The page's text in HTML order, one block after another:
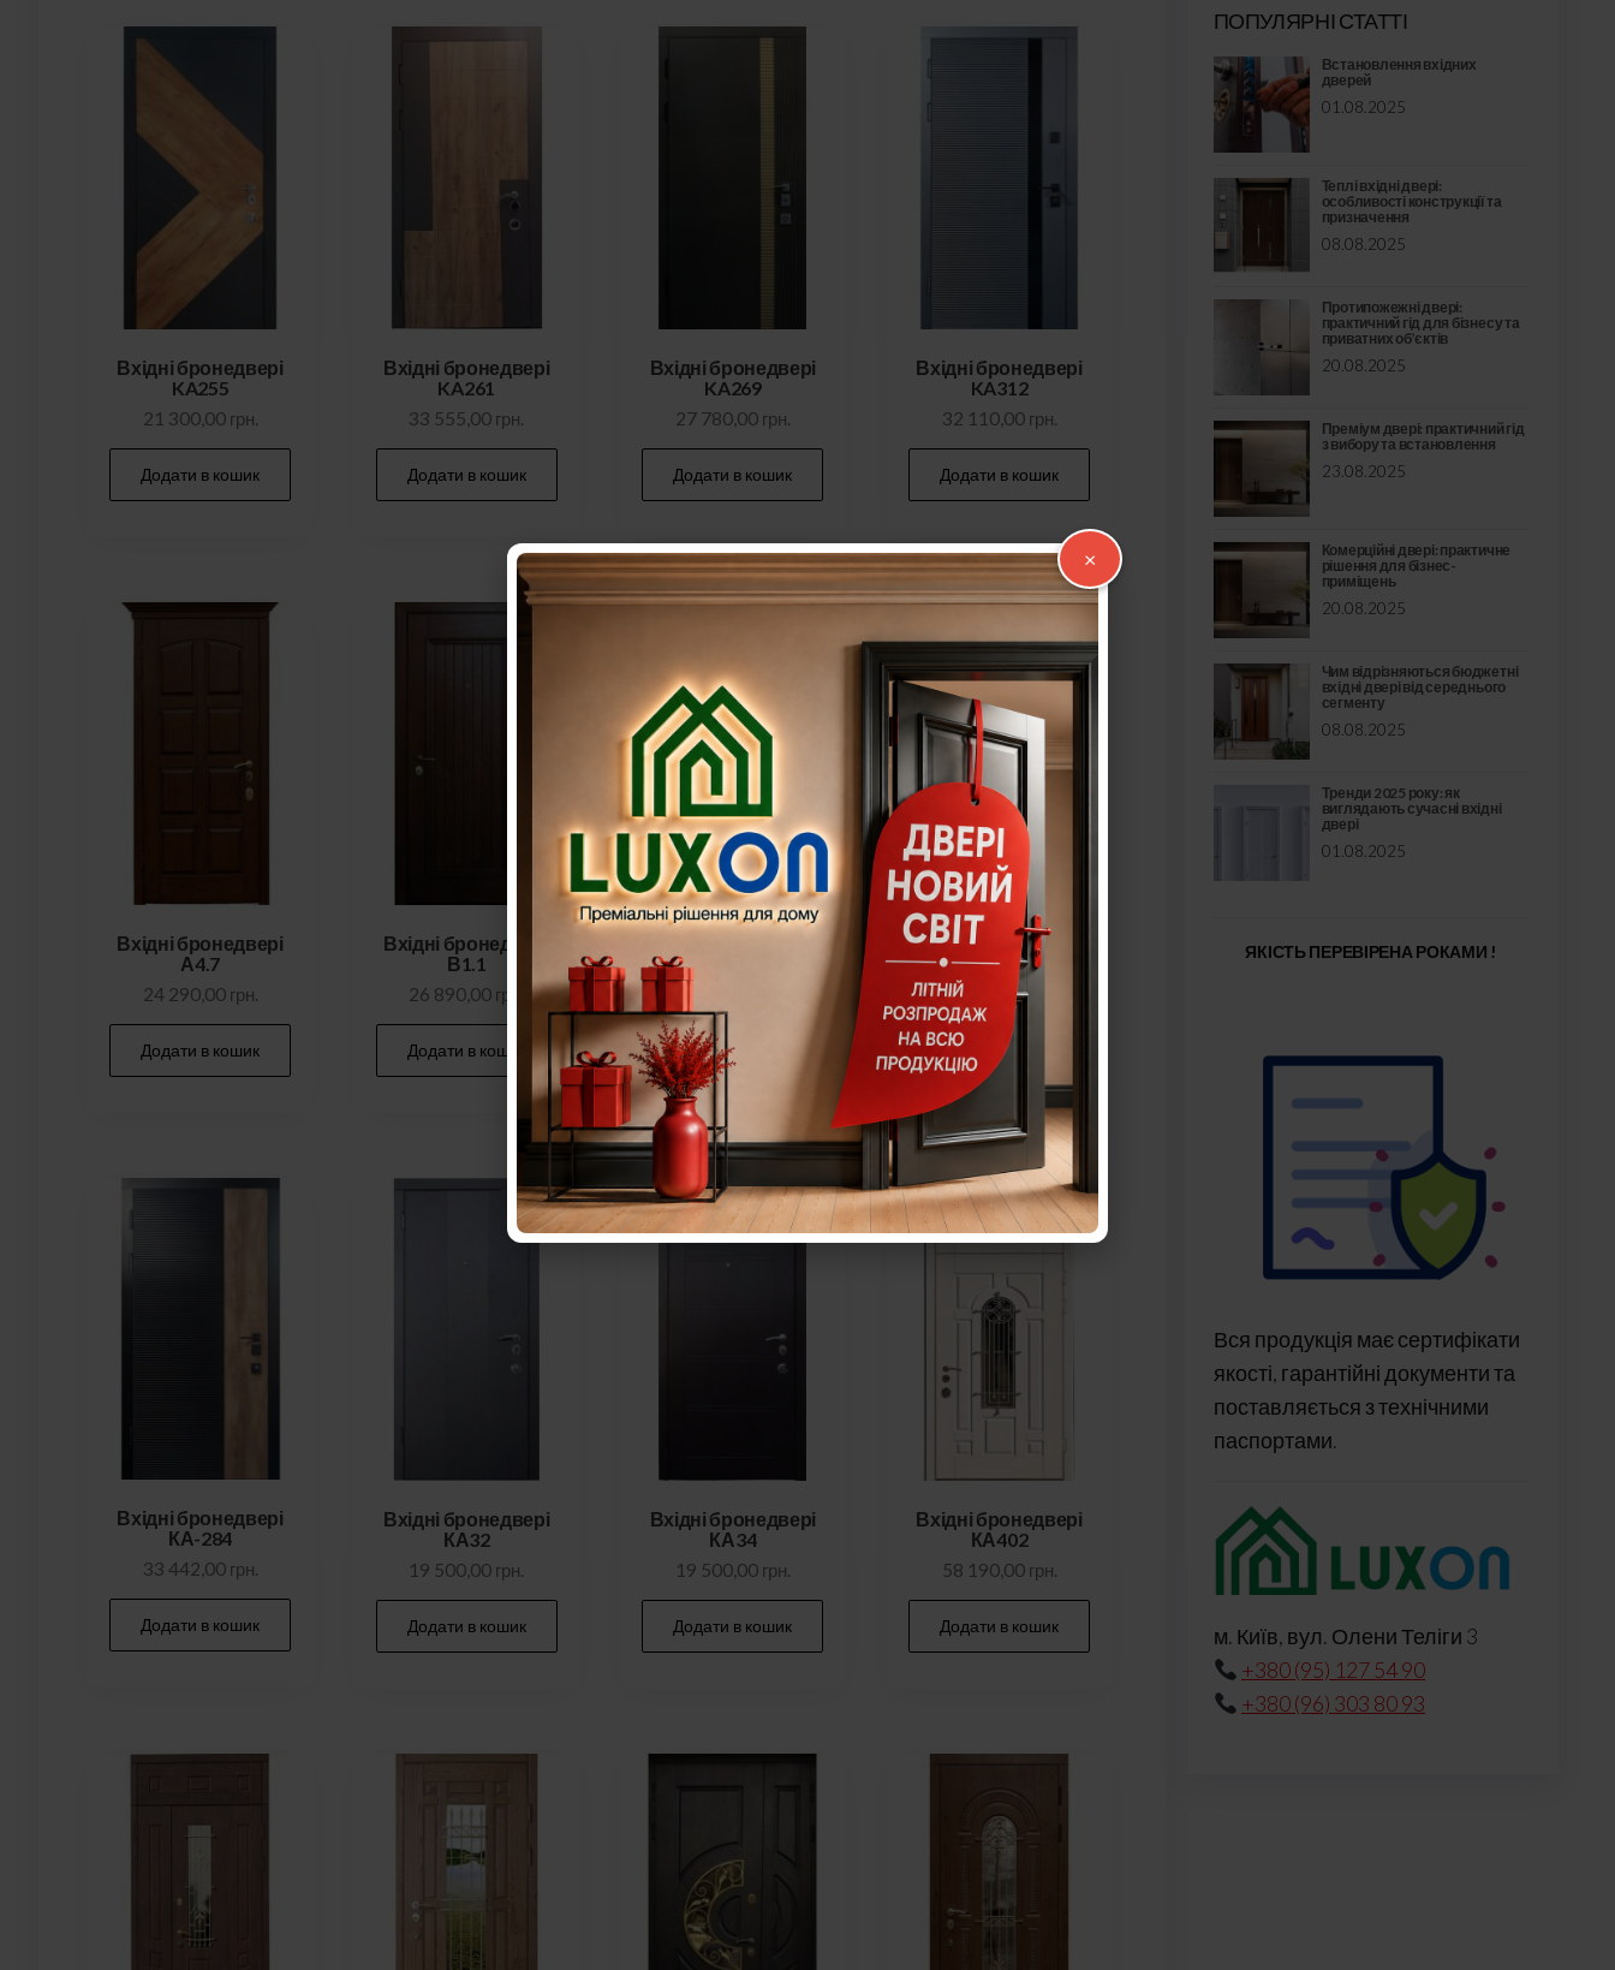
Двері по індивідуальному
замовленню
Вхідні бронедвері
KA255
21 300,00 грн.
Додати в кошик
Вхідні бронедвері
KA261
33 555,00 грн.
Додати в кошик
Вхідні бронедвері
KA269
27 780,00 грн.
Додати в кошик
Вхідні бронедвері
KA312
32 110,00 грн.
Додати в кошик
Вхідні бронедвері
А4.7
24 290,00 грн.
Додати в кошик
Вхідні бронедвері
В1.1
26 890,00 грн.
Додати в кошик Додати в кошик
Вхідні бронедвері
іD5.7
39 400,00грн.
Додати в кошик
Вхідні бронедвері
КА-284
33 442,00 грн.
Додати в кошик
Вхідні бронедвері
КА32
19 500,00 грн.
Додати в кошик
Вхідні бронедвері
КА34
19 500,00 грн.
Додати в кошик
Вхідні бронедвері
КА402
58 190,00 грн.
Додати в кошик
ПОПУЛЯРНІ СТАТТІ
Встановлення вхідних
дверей
01.08.2025
Теплі вхідні двері:
особливості конструкції та
призначення
08.08.2025
Протипожежні двері:
практичний гід для бізнесу та
приватних об’єктів
20.08.2025
Преміум двері: практичний гід
з вибору та встановлення
23.08.2025
Комерційні двері: практичне
рішення для бізнес-
приміщень
20.08.2025
Чим відрізняються бюджетні
вхідні двері від середнього
сегменту
08.08.2025
Тренди 2025 року: як
виглядають сучасні вхідні
двері
01.08.2025
ЯКІСТЬ ПЕРЕВІРЕНА РОКАМИ !
Вся продукція має сертифікати
якості, гарантійні документи та
поставляється з технічними
паспортами.
м. Київ, вул. Олени Теліги 3
+380 (95) 127 54 90
+380 (96) 303 80 93
×